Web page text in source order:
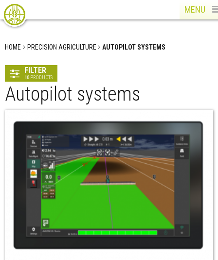
MENU
HOME PRECISION AGRICULTURE AUTOPILOT SYSTEMS
FILTER
10 PRODUCTS
Autopilot systems